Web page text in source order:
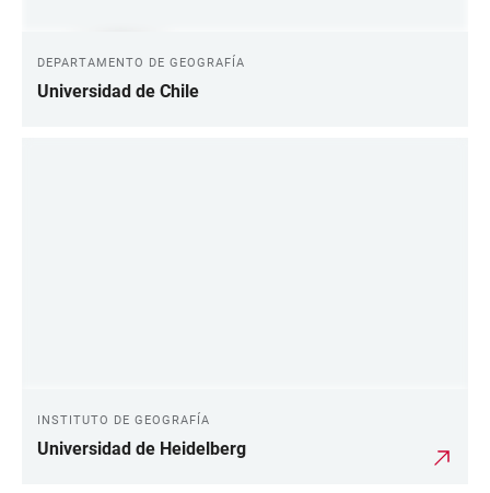
DEPARTAMENTO DE GEOGRAFÍA
Universidad de Chile
INSTITUTO DE GEOGRAFÍA
Universidad de Heidelberg